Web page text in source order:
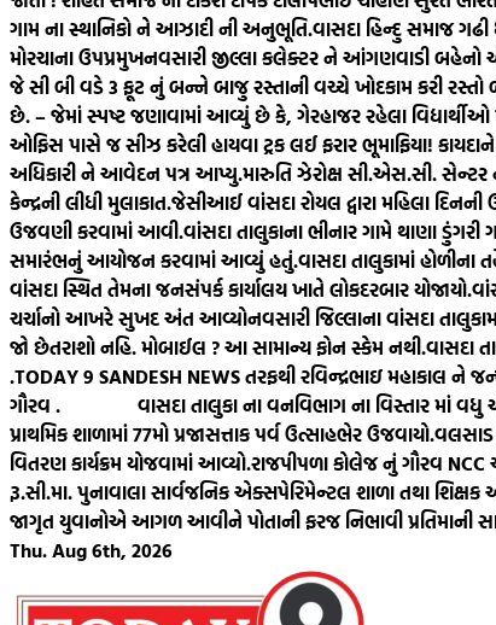
ગામ ના સ્થાનિકો ને આઝાદી ની અનુભૂતિ.વાસદા હિન્દુ સમાજ
મોરચાના ઉપપ્રમુખનવસારી જીલ્લા કલેક્ટર ને આંગણવાડી બહેનો
જે સી બી વડે 3 ફૂટ નું બન્ને બાજુ રસ્તાની વચ્ચે ખોદકામ કરી રસ્તો
છે. – જેમાં સ્પષ્ટ જણાવામાં આવ્યું છે કે, ગેરહાજર રહેલા
ઓફિસ પાસે જ સીઝ કરેલી હાયવા ટ્રક લઈ ફરાર ભૂમાફિયા!
અધિકારી ને આવેદન પત્ર આપ્યુ.મારુતિ ઝેરોક્ષ સી.એસ.સી. સેન્ટર
કેન્દ્રની લીધી મુલાકાત.જેસીઆઈ વાંસદા રોયલ દ્વારા મહિલા
ઉજવણી કરવામાં આવી.વાંસદા તાલુકાના ભીનાર ગામે થાણા
સમારંભનું આયોજન કરવામાં આવ્યું હતું.વાસદા તાલુકામાં
વાંસદા સ્થિત તેમના જનસંપર્ક કાર્યાલય ખાતે લોકદરબાર યોજાયો.
ચર્ચાનો આખરે સુખદ અંત આવ્યોનવસારી જિલ્લાના વાંસદા
જો છેતરાશો નહિ. મોબાઈલ ? આ સામાન્ય ફોન સ્કેમ નથી.વાસદા
.TODAY 9 SANDESH NEWS તરફથી રવિન્દ્રભાઇ મહાકાલ ને
ગૌરવ . વાસદા તાલુકા ના વનવિભાગ ના વિસ્તાર માં
પ્રાથમિક શાળામાં 77મો પ્રજાસત્તાક પર્વ ઉત્સાહભેર ઉજવાયો.વલસાડ
વિતરણ કાર્યક્રમ યોજવામાં આવ્યો.રાજપીપળા કોલેજ નું ગૌરવ NCC
રૂ.સી.મા. પુનાવાલા સાર્વજનિક એક્સપેરિમેન્ટલ શાળા તથા
જાગૃત યુવાનોએ આગળ આવીને પોતાની ફરજ નિભાવી પ્રતિમાની
Thu. Aug 6th, 2026